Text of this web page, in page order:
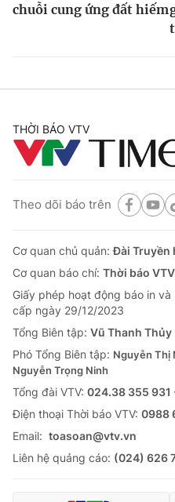
chuỗi cung ứng đất hiếm
THỜI BÁO VTV
Theo dõi báo trên
Cơ quan chủ quản:Đài Truyền
Cơ quan báo chí: Thời báo VTV
Giấy phép hoạt động báo in
cấp ngày 29/12/2023
Tổng Biên tập: Vũ Thanh Thủy
Phó Tổng Biên tập: Nguyễn Thị
Nguyễn Trọng Ninh
Tổng đài VTV: 024.38 355
Ðiện thoại Thời báo VTV: 0988
Email: toasoan@vtv.vn
Liên hệ quảng cáo: (024) 626